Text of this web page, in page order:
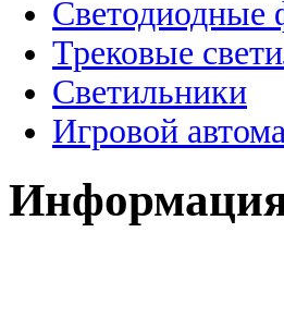
Светодиодные
Трековые
Светильники
Игровой